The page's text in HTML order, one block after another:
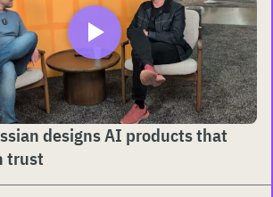
designs AI products that
trust